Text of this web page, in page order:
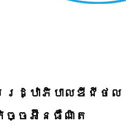
ររដ្ឋាភិបាលឌីជីថល
កិច្ចអ៊ីនធឺណិត